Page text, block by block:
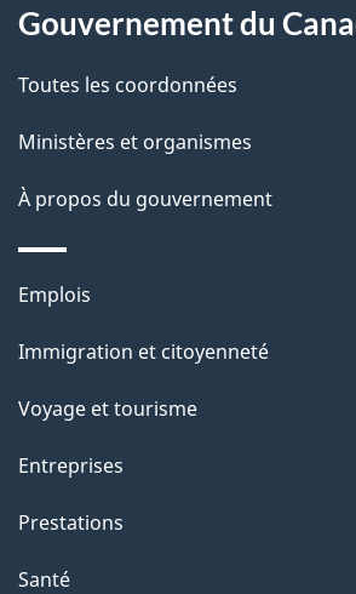
i
l
s
d
e
l
a
p
a
g
e
propos
de
ce
site
Gouvernement du
Toutes les coordonnées
Ministères et organismes
À propos du gouvernement
Thèmes
sujets
Emplois
Immigration et citoyenneté
Voyage et tourisme
Entreprises
Prestations
Santé